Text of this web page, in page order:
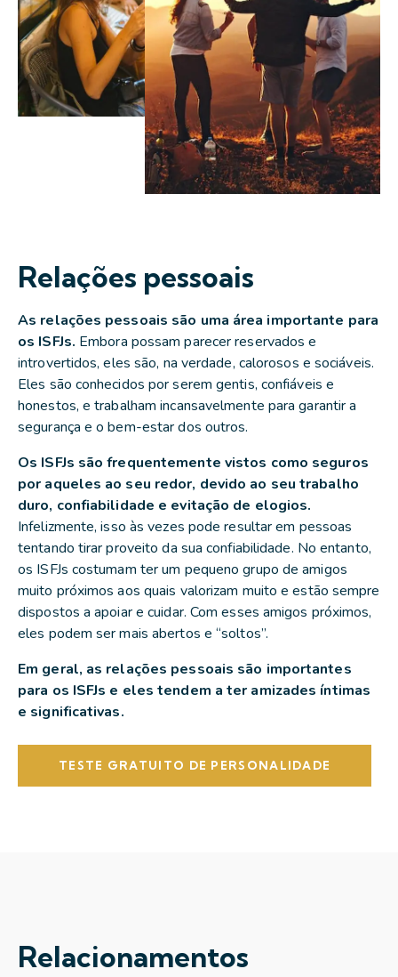
Relações pessoais
As relações pessoais são uma área importante para
os ISFJs. Embora possam parecer reservados e
introvertidos, eles são, na verdade, calorosos e sociáveis.
Eles são conhecidos por serem gentis, confiáveis e
honestos, e trabalham incansavelmente para garantir a
segurança e o bem-estar dos outros.
Os ISFJs são frequentemente vistos como seguros
por aqueles ao seu redor, devido ao seu trabalho
duro, confiabilidade e evitação de elogios.
Infelizmente, isso às vezes pode resultar em pessoas
tentando tirar proveito da sua confiabilidade. No entanto,
os ISFJs costumam ter um pequeno grupo de amigos
muito próximos aos quais valorizam muito e estão sempre
dispostos a apoiar e cuidar. Com esses amigos próximos,
eles podem ser mais abertos e “soltos”.
Em geral, as relações pessoais são importantes
para os ISFJs e eles tendem a ter amizades íntimas
e significativas.
TESTE GRATUITO DE PERSONALIDADE
Relacionamentos